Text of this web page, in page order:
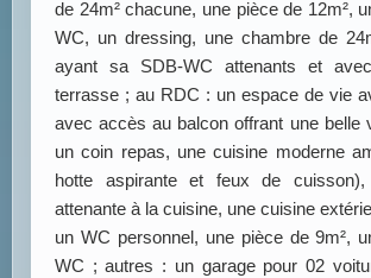
de 24m² chacune, une pièce de 12m²,
WC, un dressing, une chambre de
ayant sa SDB-WC attenants et
terrasse ; au RDC : un espace de vie
avec accès au balcon offrant une belle
un coin repas, une cuisine moderne
hotte aspirante et feux de
attenante à la cuisine, une cuisine
un WC personnel, une pièce de 9m²,
WC ; autres : un garage pour 02